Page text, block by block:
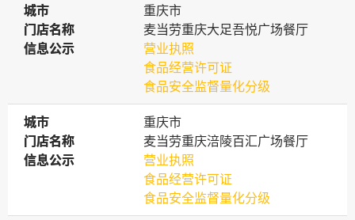
城市
城市
重庆市
门店名称
门店名称
麦当劳重庆大足吾悦广场餐厅
信息公示
信息公示
营业执照
食品经营许可证
食品安全监督量化分级
城市
城市
重庆市
门店名称
门店名称
麦当劳重庆涪陵百汇广场餐厅
信息公示
信息公示
营业执照
食品经营许可证
食品安全监督量化分级